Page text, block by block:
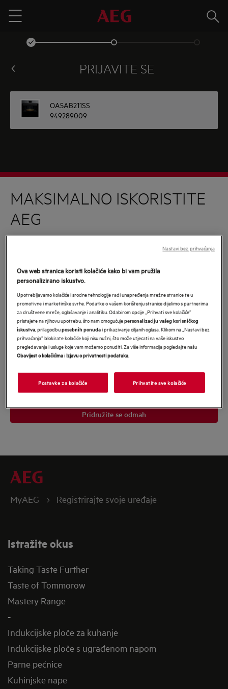
Menu
Traži
PRIJAVITE SE
OA5AB211SS
949289009
MAKSIMALNO ISKORISTITE
AEG
*Obavezno
Upišite
svoju
e-
mail
adresu
Pristajem na primanje personaliziranog marketinškog sadržaja
Electrolux grupeputem e-pošte, telefona, SMS-a i pošte. Pristajem i da
se moji osobni podaci dijele s mrežama trećih strana i koriste za
mrežama. U svakom trenutku mogu povući svoju suglasnost.
Potvrđujem da imam 18 ili više godina. Za više informacija pročitajte
Obavijest o zaštiti podataka
Pridružite se odmah
MyAEG Registrirajte svoje uređaje
Istražite okus
Taking Taste Further
Taste of Tommorow
Mastery Range
-
Indukcijske ploče za kuhanje
Indukcijske ploče s ugrađenom napom
Parne pećnice
Kuhinjske nape
Ova web stranica koristi kolačiće kako bi vam pružila
personalizirano iskustvo.
Upotrebljavamo kolačiće i srodne tehnologije radi unapređenja mrežne stranice te u
promotivne i marketinške svrhe. Podatke o vašem korištenju stranice dijelimo s partnerima
za društvene mreže, oglašavanje i analitiku. Odabirom opcije „Prihvati sve kolačiće”
pristajete na njihovu upotrebu, što nam omogućujepersonalizaciju vašeg korisničkog
iskustva, prilagodbuposebnih ponudai prikazivanje ciljanih oglasa. Klikom na „Nastavi bez
prihvaćanja” blokirate kolačiće koji nisu nužni, što može utjecati na vaše iskustvo
pregledavanja i usluge koje vam možemo ponuditi. Za više informacija pogledajte našu
Obavijest o kolačićimaiIzjavu o privatnosti podataka.
Postavke za kolačiće Prihvatite sve kolačiće
Nastavi bez prihvaćanja